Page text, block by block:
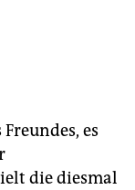
es
die diesmal